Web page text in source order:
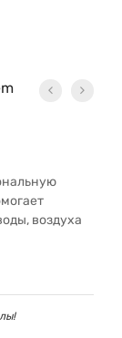
воздуха